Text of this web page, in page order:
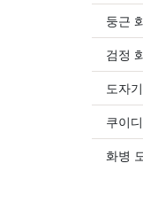
둥근
검정
도자
쿠이
화병